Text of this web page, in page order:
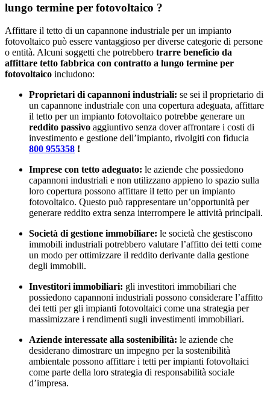
lungo termine per fotovoltaico ?
Affittare il tetto di un capannone industriale per un impianto
fotovoltaico può essere vantaggioso per diverse categorie di persone
o entità. Alcuni soggetti che potrebbero trarre beneficio da
affittare tetto fabbrica con contratto a lungo termine per
fotovoltaico includono:
Proprietari di capannoni industriali: se sei il proprietario di
un capannone industriale con una copertura adeguata, affittare
il tetto per un impianto fotovoltaico potrebbe generare un
reddito passivo aggiuntivo senza dover affrontare i costi di
investimento e gestione dell’impianto, rivolgiti con fiducia
800 955358 !
Imprese con tetto adeguato: le aziende che possiedono
capannoni industriali e non utilizzano appieno lo spazio sulla
loro copertura possono affittare il tetto per un impianto
fotovoltaico. Questo può rappresentare un’opportunità per
generare reddito extra senza interrompere le attività principali.
Società di gestione immobiliare: le società che gestiscono
immobili industriali potrebbero valutare l’affitto dei tetti come
un modo per ottimizzare il reddito derivante dalla gestione
degli immobili.
Investitori immobiliari: gli investitori immobiliari che
possiedono capannoni industriali possono considerare l’affitto
dei tetti per gli impianti fotovoltaici come una strategia per
massimizzare i rendimenti sugli investimenti immobiliari.
Aziende interessate alla sostenibilità: le aziende che
desiderano dimostrare un impegno per la sostenibilità
ambientale possono affittare i tetti per impianti fotovoltaici
come parte della loro strategia di responsabilità sociale
d’impresa.